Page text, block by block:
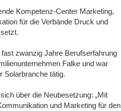
Kompetenz-Center Marketing,
für die Verbände Druck und
zwanzig Jahre Berufserfahrung
Falke und war
Solarbranche tätig.
über die Neubesetzung: „Mit
und Marketing für den